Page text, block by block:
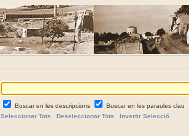
Buscar en les descripcions Buscar en les paraules clau
Seleccionar Tots
Deseleccionar Tots Invertir Selecció